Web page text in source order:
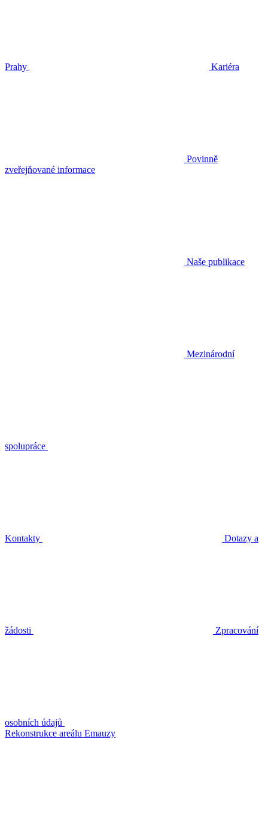
Prahy Kariéra
Povinně
zveřejňované informace
Naše publikace
Mezinárodní
spolupráce
Kontakty Dotazy a
žádosti Zpracování
osobních údajů
Rekonstrukce areálu Emauzy